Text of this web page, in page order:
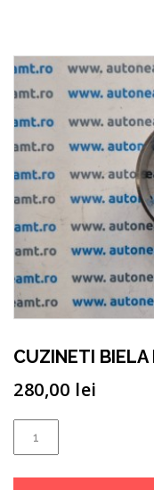
CUZINETI
280,00 lei
Cantitate
CUZINETI
BIELA